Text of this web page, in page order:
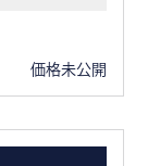
価格未公開